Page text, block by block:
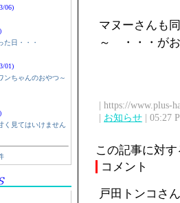
06)
た日・・・
01)
ンちゃんのおやつ～
く見てはいけません
マヌーさんも
～ ・・・がお
| https://www.plus-
| お知らせ | 05:27
この記事に対
コメント
戸田トンコさ